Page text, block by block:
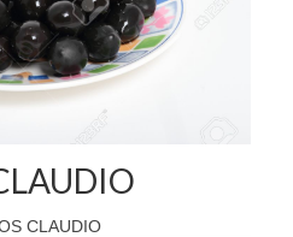
CLAUDIO